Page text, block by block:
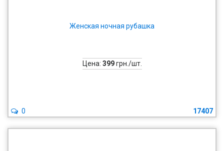
Женская ночная рубашка
Цена: 399грн./шт.
17407
0